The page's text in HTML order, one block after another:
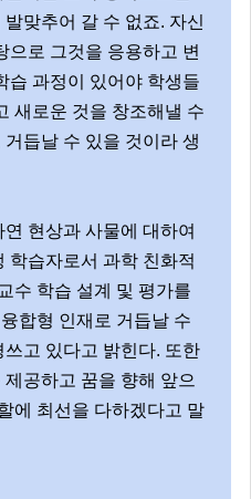
맞추어 갈 수 없죠. 자신
으로 그것을 응용하고 변
습 과정이 있어야 학생들
새로운 것을 창조해낼 수
듭날 수 있을 것이라 생
현상과 사물에 대하여
학습자로서 과학 친화적
수 학습 설계 및 평가를
합형 인재로 거듭날 수
고 있다고 밝힌다. 또한
공하고 꿈을 향해 앞으
에 최선을 다하겠다고 말